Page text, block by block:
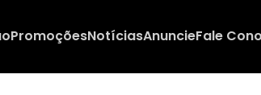
PromoçõesNotíciasAnuncieFale